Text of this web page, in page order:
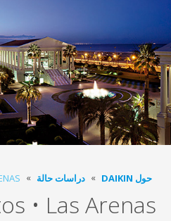
دراسات حالة • LAS ARENAS
• Las